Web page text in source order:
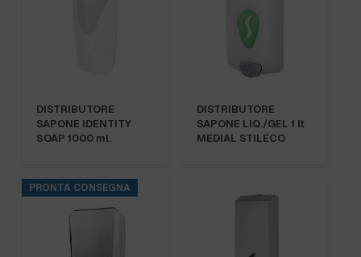
DISTRIBUTORE
SAPONE IDENTITY
SOAP 1000 ml.
DISTRIBUTORE
SAPONE LIQ./GEL 1 lt
MEDIAL STILECO
PRONTA CONSEGNA